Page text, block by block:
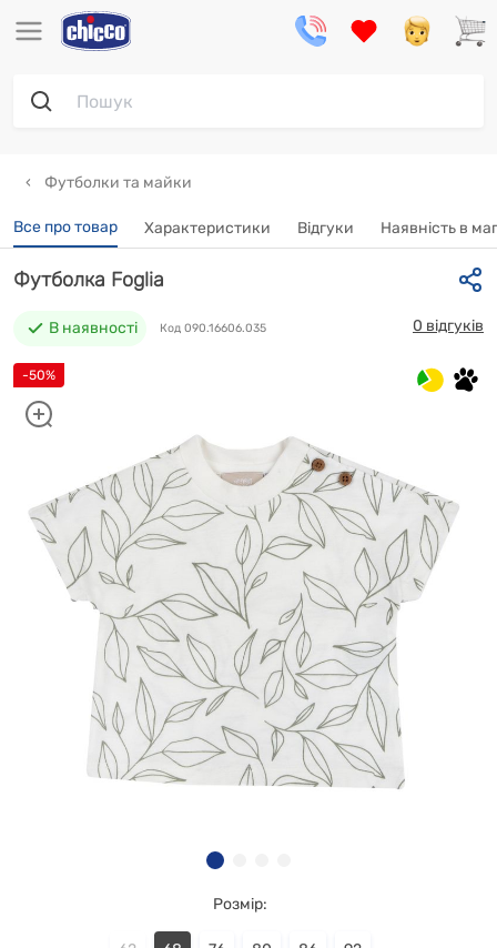
Футболки та майки
Все про товар Характеристики Відгуки Наявність в
-50%
Футболка Foglia
В наявності Код 090.16606.035 0 відгуків
Розмір: